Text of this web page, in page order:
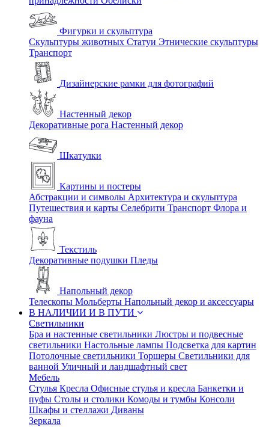
Фигурки и скульптура
Скульптуры животных Статуи Этнические скульптуры
Транспорт
Дизайнерские рамки для фотографий
Настенный декор
Декоративные рога Настенный декор
Шкатулки
Картины и постеры
Абстракции и символы Архитектура и скульптура
Путешествия и карты Селебрити Транспорт Флора и
фауна
Текстиль
Декоративные подушки Пледы
Напольный декор
Телескопы Мольберты Напольный декор и аксессуары
В НАЛИЧИИ И В ПУТИ
Светильники
Бра и настенные светильники Люстры и подвесные
светильники Настольные лампы Подсветка для картин
Потолочные светильники Торшеры Светильники для
ванной Уличный и ландшафтный свет
Мебель
Стулья Кресла Офисные стулья и кресла Банкетки и
пуфы Столы и столики Комоды и тумбы Консоли
Шкафы и стеллажи Диваны
Зеркала